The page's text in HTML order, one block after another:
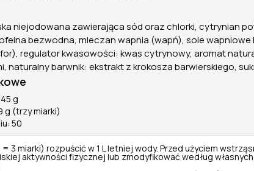
niejodowana zawierająca sód oraz chlorki, cytrynian
bezwodna, mleczan wapnia (wapń), sole wapniowe
regulator kwasowości: kwas cytrynowy, aromat
naturalny barwnik: ekstrakt z krokosza barwierskiego,
g
g (trzy miarki)
50
3 miarki) rozpuścić w 1 L letniej wody. Przed użyciem
aktywności fizycznej lub zmodyfikować według